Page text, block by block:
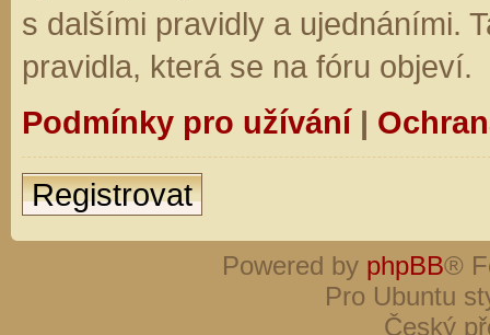
s dalšími pravidly a ujednáními.
pravidla, která se na fóru objeví.
Podmínky pro užívání|
Registrovat
Powered by phpBB®
Pro Ubuntu
Český